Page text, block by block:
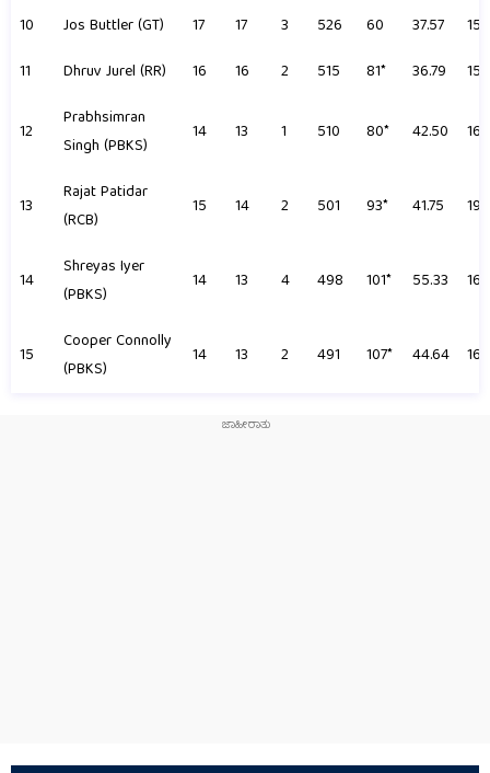
10 Jos Buttler (GT) 17 17 3 526 60 37.57
11
Dhruv Jurel (RR) 16 16 2 515 81* 36.79
12
Prabhsimran
Singh (PBKS)
14 13 1 510 80* 42.50
13
Rajat Patidar
(RCB)
15 14 2 501 93* 41.75
14
Shreyas Iyer
(PBKS)
14 13 4 498 101* 55.33
15
Cooper Connolly
(PBKS)
14 13 2 491 107* 44.64